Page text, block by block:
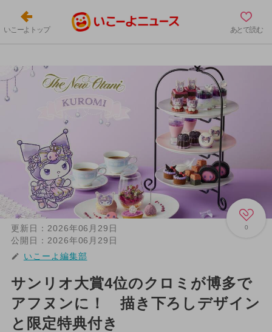
いこーよトップ あとで読む
0
更新日： 2026年06月29日
公開日： 2026年06月29日
いこーよ編集部
サンリオ大賞4位のクロミが博多で
アフヌンに！ 描き下ろしデザイン
と限定特典付き